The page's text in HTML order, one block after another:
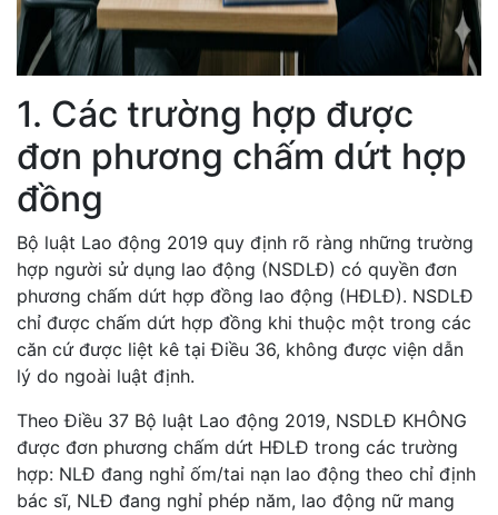
1. Các trường hợp được
đơn phương chấm dứt hợp
đồng
Bộ luật Lao động 2019 quy định rõ ràng những trường
hợp người sử dụng lao động (NSDLĐ) có quyền đơn
phương chấm dứt hợp đồng lao động (HĐLĐ). NSDLĐ
chỉ được chấm dứt hợp đồng khi thuộc một trong các
căn cứ được liệt kê tại Điều 36, không được viện dẫn
lý do ngoài luật định.
Theo Điều 37 Bộ luật Lao động 2019, NSDLĐ KHÔNG
được đơn phương chấm dứt HĐLĐ trong các trường
hợp: NLĐ đang nghỉ ốm/tai nạn lao động theo chỉ định
bác sĩ, NLĐ đang nghỉ phép năm, lao động nữ mang